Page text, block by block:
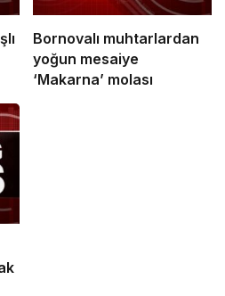
Bornovalı muhtarlardan
yoğun mesaiye
‘Makarna’ molası